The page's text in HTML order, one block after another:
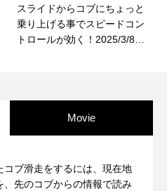
スライドからコブにちょっと
乗り上げる事でスピードコン
トロールが効く！2025/3/8鷲
Movie
コブ滑走をするには、現在地
、先のコブからの情報で読み